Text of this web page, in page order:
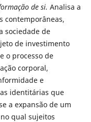
de si. Analisa a
contemporâneas,
sociedade de
de investimento
o processo de
corporal,
e
identitárias que
a expansão de um
qual sujeitos